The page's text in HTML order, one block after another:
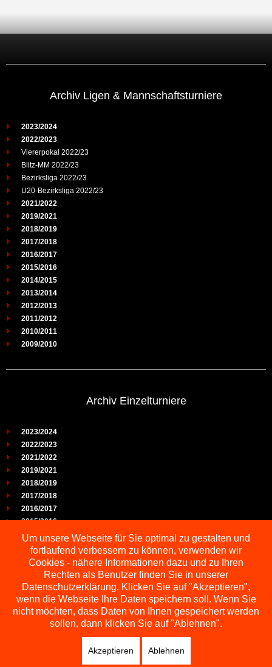
Archiv Ligen & Mannschaftsturniere
2023/2024
2022/2023
Viererpokal 2022/23
Blitz-MM 2022/23
Bezirksliga 2022/23
U20-Bezirksliga 2022/23
2021/2022
2019/2021
2018/2019
2017/2018
2016/2017
2015/2016
2014/2015
2013/2014
2012/2013
2011/2012
2010/2011
2009/2010
Archiv Einzelturniere
2023/2024
2022/2023
2021/2022
2019/2021
2018/2019
2017/2018
2016/2017
2015/2016
2014/2015
2013/2014
2012/2013
2011/2012
2010/2011
2009/2010
Copyright © 2026 Schachbezirk Sauerland
Um unsere Webseite für Sie optimal zu gestalten und
fortlaufend verbessern zu können, verwenden wir
Cookies - nähere Informationen dazu und zu Ihren
Rechten als Benutzer finden Sie in unserer
Datenschutzerklärung. Klicken Sie auf "Akzeptieren",
wenn die Webseite Ihre Daten speichern soll. Wenn Sie
nicht möchten, dass Daten von Ihnen gespeichert werden
sollen, dann klicken Sie auf "Ablehnen".
Akzeptieren Ablehnen